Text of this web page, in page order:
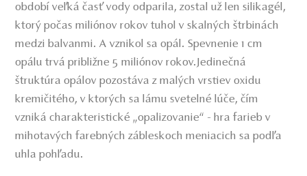
období veľká časť vody odparila, zostal už len silikagél,
ktorý počas miliónov rokov tuhol v skalných štrbinách
medzi balvanmi. A vznikol sa opál. Spevnenie 1 cm
opálu trvá približne 5 miliónov rokov.Jedinečná
štruktúra opálov pozostáva z malých vrstiev oxidu
kremičitého, v ktorých sa lámu svetelné lúče, čím
vzniká charakteristické „opalizovanie“ - hra farieb v
mihotavých farebných zábleskoch meniacich sa podľa
uhla pohľadu.